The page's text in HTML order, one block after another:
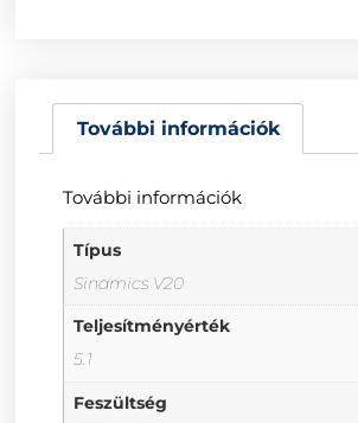
További információk
További információk
Típus
Sinamics V20
Teljesítményérték
5.1
Feszültség